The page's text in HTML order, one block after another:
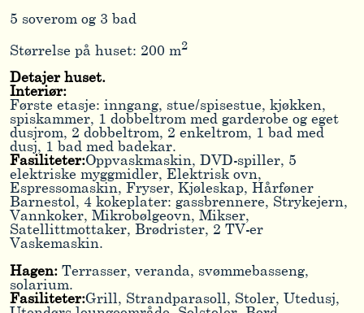
5 soverom og 3 bad
Størrelse på huset: 200 m2
Detajer huset.
Interiør:
Første etasje: inngang, stue/spisestue, kjøkken,
spiskammer, 1 dobbeltrom med garderobe og eget
dusjrom, 2 dobbeltrom, 2 enkeltrom, 1 bad med
dusj, 1 bad med badekar.
Fasiliteter:Oppvaskmaskin, DVD-spiller, 5
elektriske myggmidler, Elektrisk ovn,
Espressomaskin, Fryser, Kjøleskap, Hårføner
Barnestol, 4 kokeplater: gassbrennere, Strykejern,
Vannkoker, Mikrobølgeovn, Mikser,
Satellittmottaker, Brødrister, 2 TV-er
Vaskemaskin.
Hagen:Terrasser, veranda, svømmebasseng,
solarium.
Fasiliteter:Grill, Strandparasoll, Stoler, Utedusj,